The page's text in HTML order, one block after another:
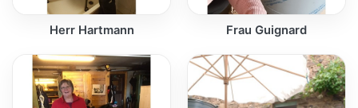
Herr Hartmann Frau Guignard